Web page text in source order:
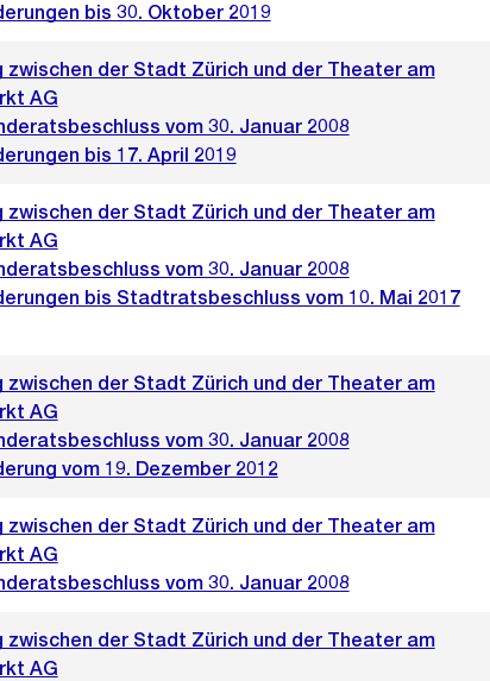
bis 30. Oktober 2019
zwischen der Stadt Zürich und der Theater am
AG
vom 30. Januar 2008
bis 17. April 2019
zwischen der Stadt Zürich und der Theater am
AG
vom 30. Januar 2008
bis Stadtratsbeschluss vom 10. Mai 2017
zwischen der Stadt Zürich und der Theater am
AG
vom 30. Januar 2008
vom 19. Dezember 2012
zwischen der Stadt Zürich und der Theater am
AG
vom 30. Januar 2008
zwischen der Stadt Zürich und der Theater am
AG